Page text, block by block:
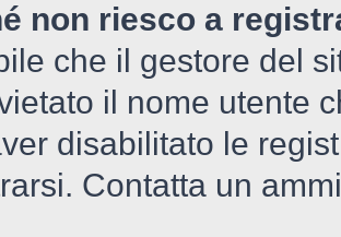
non riesco a
che il gestore del
il nome utente
disabilitato le
Contatta un